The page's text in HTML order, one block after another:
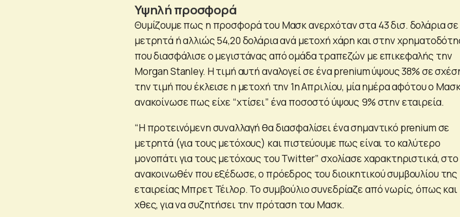
Υψηλή προσφορά
Θυμίζουμε πως η προσφορά του Μασκ ανερχόταν στα 43 δισ. δολάρια σε
μετρητά ή αλλιώς 54,20 δολάρια ανά μετοχή χάρη και στην
που διασφάλισε ο μεγιστάνας από ομάδα τραπεζών με επικεφαλής την
Morgan Stanley. Η τιμή αυτή αναλογεί σε ένα prenium ύψους 38% σε
την τιμή που έκλεισε η μετοχή την 1η Απριλίου, μία ημέρα αφότου ο
ανακοίνωσε πως είχε “χτίσει” ένα ποσοστό ύψους 9% στην εταιρεία.
“Η προτεινόμενη συναλλαγή θα διασφαλίσει ένα σημαντικό prenium σε
μετρητά (για τους μετόχους) και πιστεύουμε πως είναι το καλύτερο
μονοπάτι για τους μετόχους του Twitter” σχολίασε χαρακτηριστικά, στο
ανακοινωθέν που εξέδωσε, ο πρόεδρος του διοικητικού συμβουλίου της
εταιρείας Μπρετ Τέιλορ. Το συμβούλιο συνεδρίαζε από νωρίς, όπως και
χθες, για να συζητήσει την πρόταση του Μασκ.